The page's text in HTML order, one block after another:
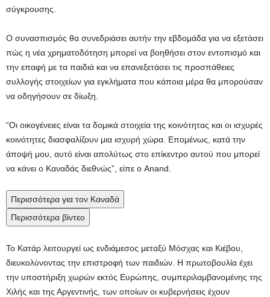
σύγκρουσης.
Ο συνασπισμός θα συνεδριάσει αυτήν την εβδομάδα για να εξετάσει
πώς η νέα χρηματοδότηση μπορεί να βοηθήσει στον εντοπισμό και
την επαφή με τα παιδιά και να επανεξετάσει τις προσπάθειες
συλλογής στοιχείων για εγκλήματα που κάποια μέρα θα μπορούσαν
να οδηγήσουν σε δίωξη.
“Οι οικογένειες είναι τα δομικά στοιχεία της κοινότητας και οι ισχυρές
κοινότητες διασφαλίζουν μια ισχυρή χώρα. Επομένως, κατά την
άποψή μου, αυτό είναι απολύτως στο επίκεντρο αυτού που μπορεί
να κάνει ο Καναδάς διεθνώς”, είπε ο Anand.
Περισσότερα για τον Καναδά
Περισσότερα βίντεο
Το Κατάρ λειτουργεί ως ενδιάμεσος μεταξύ Μόσχας και Κιέβου,
διευκολύνοντας την επιστροφή των παιδιών. Η πρωτοβουλία έχει
την υποστήριξη χωρών εκτός Ευρώπης, συμπεριλαμβανομένης της
Χιλής και της Αργεντινής, των οποίων οι κυβερνήσεις έχουν